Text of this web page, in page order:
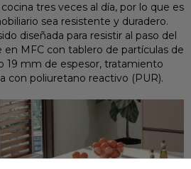
tres veces al día, por lo que es
sea resistente y duradero.
diseñada para resistir al paso del
MFC con tablero de partículas de
19 mm de espesor, tratamiento
con poliuretano reactivo (PUR).